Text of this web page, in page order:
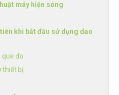
máy hiện sóng
khi bắt đầu sử dụng dao
que đo
thiết bị